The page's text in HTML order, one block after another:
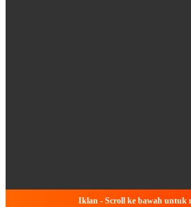
Iklan - Scroll ke bawah untuk